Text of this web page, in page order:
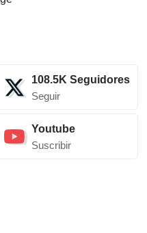
108.5K Seguidores
Seguir
Youtube
Suscribir